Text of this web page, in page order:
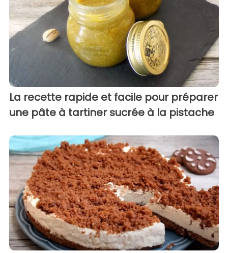
La recette rapide et facile pour préparer
une pâte à tartiner sucrée à la pistache